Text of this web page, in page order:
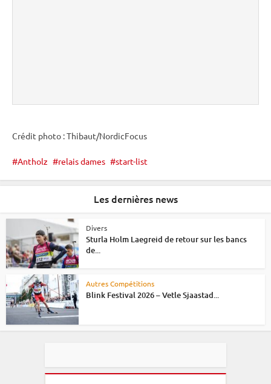
Crédit photo : Thibaut/NordicFocus
Antholz relais dames start-list
Les dernières news
Divers
Sturla Holm Laegreid de retour sur les bancs
de...
Autres Compétitions
Blink Festival 2026 – Vetle Sjaastad...